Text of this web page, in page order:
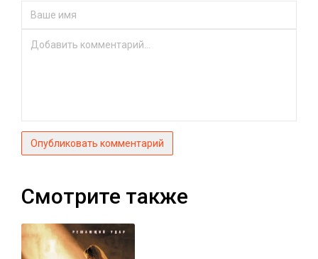
Опубликовать комментарий
Смотрите также